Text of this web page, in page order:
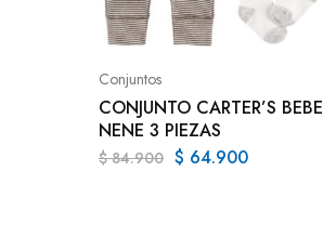
Conjuntos
CONJUNTO CARTER’S BEBE
NENE 3 PIEZAS
$84.900 $ 64.900